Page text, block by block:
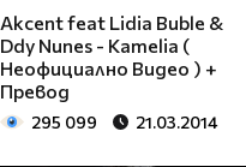
Akcent feat Lidia Buble &
Ddy Nunes - Kamelia (
Неофициално Видео ) +
Превод
295 099 21.03.2014